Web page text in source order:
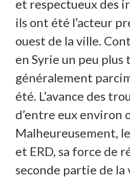
et respectueux des
ils ont été l’acteur
ouest de la ville.
en Syrie un peu
généralement
été. L’avance des
d’entre eux environ
Malheureusement,
et ERD, sa force de
seconde partie de